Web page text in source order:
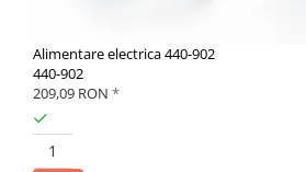
Alimentare electrica 440-902
440-902
209,09 RON *